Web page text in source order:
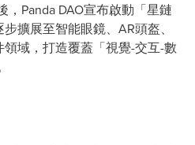
Panda DAO宣布啟動「星鏈
擴展至智能眼鏡、AR頭盔、
域，打造覆蓋「視覺-交互-數